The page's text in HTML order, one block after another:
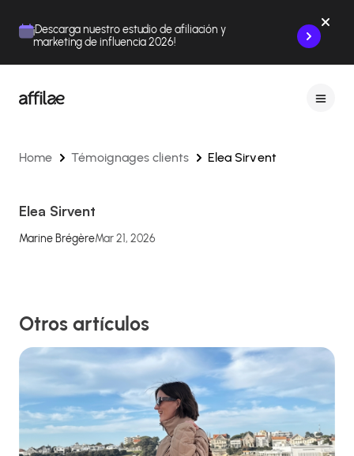
¡Descarga nuestro estudio de afiliación y
marketing de influencia 2026!
Home Témoignages clients Elea Sirvent
Elea Sirvent
Marine BrégèreMar 21, 2026
Otros artículos